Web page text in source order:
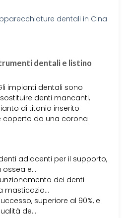
dentali e listino
impianti dentali sono
denti mancanti,
di titanio inserito
coperto da una corona
adiacenti per il supporto,
ossea e…
dei denti
masticazio…
superiore al 90%, e
de…